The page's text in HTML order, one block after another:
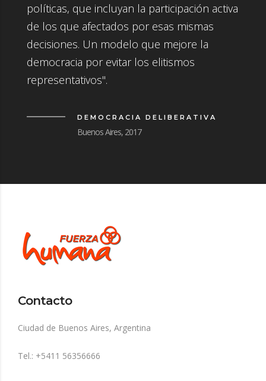
políticas, que incluyan la participación activa
de los que afectados por esas mismas
decisiones. Un modelo que mejore la
democracia por evitar los elitismos
representativos".
DEMOCRACIA DELIBERATIVA
Buenos Aires, 2017
Contacto
Ciudad de Buenos Aires, Argentina
Tel.: +5411 56356666